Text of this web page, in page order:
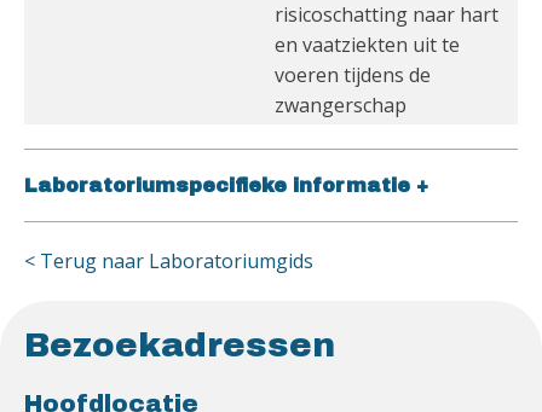
risicoschatting naar hart
en vaatziekten uit te
voeren tijdens de
zwangerschap
Laboratoriumspecifieke informatie +
< Terug naar Laboratoriumgids
Bezoekadressen
Hoofdlocatie